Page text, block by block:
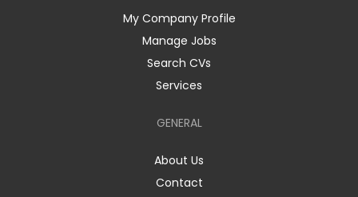
My Company Profile
Manage Jobs
Search CVs
Services
GENERAL
About Us
Contact